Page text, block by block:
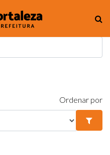
Ordenar por